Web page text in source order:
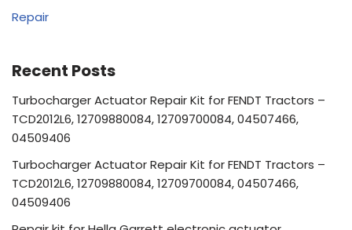
Repair
Recent Posts
Turbocharger Actuator Repair Kit for FENDT Tractors –
TCD2012L6, 12709880084, 12709700084, 04507466,
04509406
Turbocharger Actuator Repair Kit for FENDT Tractors –
TCD2012L6, 12709880084, 12709700084, 04507466,
04509406